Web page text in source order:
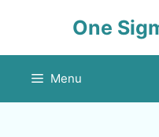
One
Menu